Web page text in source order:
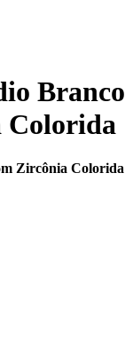
Branco
Colorida
Zircônia Colorida